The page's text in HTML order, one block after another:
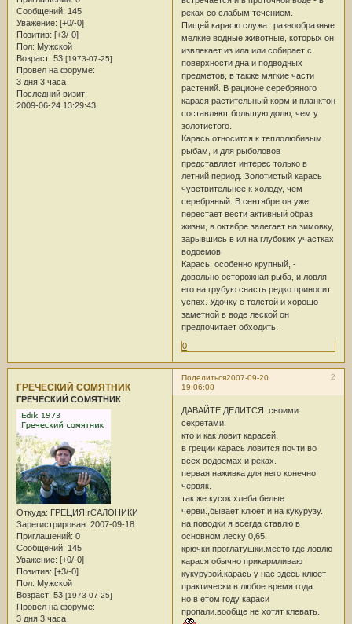
Сообщений: 145
Уважение: [+0/-0]
Позитив: [+3/-0]
Пол: Мужской
Возраст: 53 [1973-07-25]
Провел на форуме:
3 дня 3 часа
Последний визит:
2009-06-24 13:29:43
реках со слабым течением.
Пищей карасю служат разнообразные
мелкие водные животные, которых он
извлекает из ила или собирает с
поверхности дна и подводных
предметов, в также мягкие части
растений. В рационе серебряного
карася растительный корм и планктон
составляют большую долю, чем у
золотистого.
Карась относится к теплолюбивым
рыбам, и для рыболовов
представляет интерес только в
летний период. Золотистый карась
чувствительнее к холоду, чем
серебряный. В сентябре он уже
перестает вести активный образ
жизни, в октябре залегает на зимовку,
зарывшись в ил на глубоких участках
водоемов
Карась, особенно крупный, -
довольно осторожная рыба, и ловля
его на грубую снасть редко приносит
успех. Удочку с толстой и хорошо
заметной в воде леской он
предпочитает обходить.
0
Поделиться 2
2007-09-20
19:06:08
ГРЕЧЕСКИЙ СОМЯТНИК
ГРЕЧЕСКИЙ СОМЯТНИК
Откуда: ГРЕЦИЯ.гСАЛОНИКИ
Зарегистрирован: 2007-09-18
Приглашений: 0
Сообщений: 145
Уважение: [+0/-0]
Позитив: [+3/-0]
Пол: Мужской
Возраст: 53 [1973-07-25]
Провел на форуме:
3 дня 3 часа
ДАВАЙТЕ ДЕЛИТСЯ .своими
секретами.
кто и как ловит карасей.
в греции карась ловится почти во
всех водоемах и реках.
первая наживка для него конечно
червяк.
так же кусок хлеба,белые
черви.,бывает клюет и на кукурузу.
на поводки я всегда ставлю в
основном леску 0,65.
крючки проглатушки.место где ловлю
карася обычно прикармливаю
кукурузой.карась у нас здесь клюет
практически в любое время года.
но в етом году караси
пропали.вообще не хотят клевать.